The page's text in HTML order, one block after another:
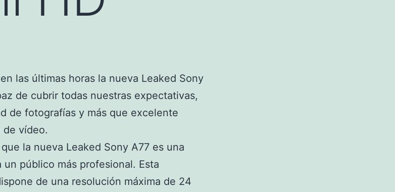
las últimas horas la nueva Leaked Sony
de cubrir todas nuestras expectativas,
de fotografías y más que excelente
de vídeo.
la nueva Leaked Sony A77 es una
un público más profesional. Esta
de una resolución máxima de 24